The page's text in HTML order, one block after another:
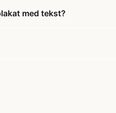
med tekst?